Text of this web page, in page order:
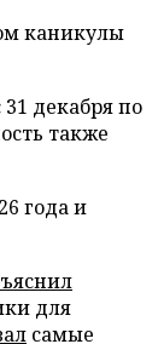
каникулы
декабря по
также
года и
для
самые